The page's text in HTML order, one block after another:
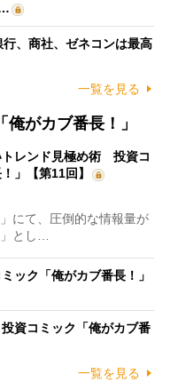
行、商社、ゼネコンは最高
一覧を見る
がカブ番長！」
トレンド見極め術 投資コ
」【第11回】
にて、圧倒的な情報量が
」とし…
ック「俺がカブ番長！」
資コミック「俺がカブ番
一覧を見る